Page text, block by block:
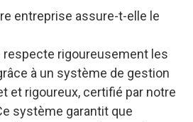
entreprise assure-t-elle le
respecte rigoureusement les
à un système de gestion
et rigoureux, certifié par notre
système garantit que